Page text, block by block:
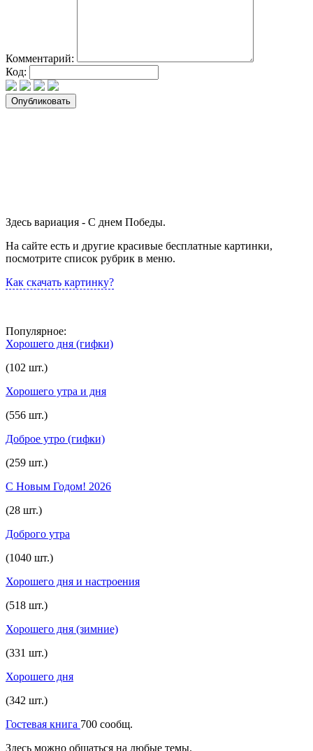
Комментарий:
Код:
Здесь вариация - С днем Победы.
На сайте есть и другие красивые бесплатные картинки,
посмотрите список рубрик в меню.
Как скачать картинку?
Популярное:
Хорошего дня (гифки)
(102 шт.)
Хорошего утра и дня
(556 шт.)
Доброе утро (гифки)
(259 шт.)
С Новым Годом! 2026
(28 шт.)
Доброго утра
(1040 шт.)
Хорошего дня и настроения
(518 шт.)
Хорошего дня (зимние)
(331 шт.)
Хорошего дня
(342 шт.)
Гостевая книга 700 сообщ.
Здесь можно общаться на любые темы.